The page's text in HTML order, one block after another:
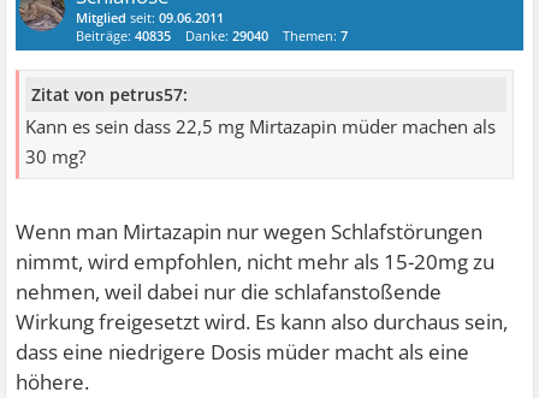
Mitglied seit:09.06.2011
Beiträge:40835 Danke:29040 Themen:7
Zitat von petrus57:
Kann es sein dass 22,5 mg Mirtazapin müder machen als
30 mg?
Wenn man Mirtazapin nur wegen Schlafstörungen
nimmt, wird empfohlen, nicht mehr als 15-20mg zu
nehmen, weil dabei nur die schlafanstoßende
Wirkung freigesetzt wird. Es kann also durchaus sein,
dass eine niedrigere Dosis müder macht als eine
höhere.